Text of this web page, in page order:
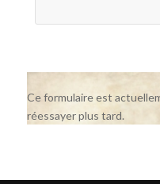
Ce formulaire est
réessayer plus tard.